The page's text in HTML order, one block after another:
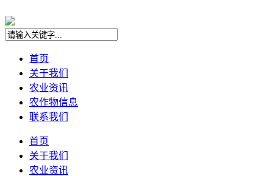
首页
关于我们
农业资讯
农作物信息
联系我们
首页
关于我们
农业资讯